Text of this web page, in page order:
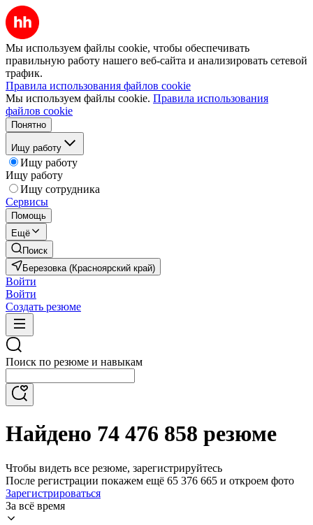
Мы используем файлы cookie, чтобы обеспечивать
правильную работу нашего веб-сайта и анализировать сетевой
трафик.
Правила использования файлов cookie
Мы используем файлы cookie. Правила использования
файлов cookie
Понятно
Ищу работу
Ищу работу
Ищу работу
Ищу сотрудника
Сервисы
Помощь
Ещё
Поиск
Березовка (Красноярский край)
Войти
Войти
Создать резюме
Поиск по резюме и навыкам
Найдено 74 476 858 резюме
Чтобы видеть все резюме, зарегистрируйтесь
После регистрации покажем ещё 65 376 665 и откроем фото
Зарегистрироваться
За всё время